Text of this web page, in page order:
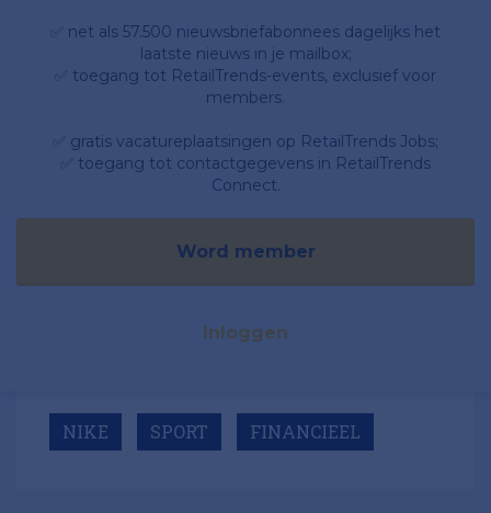
✅ net als 57.500 nieuwsbriefabonnees dagelijks het
laatste nieuws in je mailbox;
✅ toegang tot RetailTrends-events, exclusief voor
members.
✅ gratis vacatureplaatsingen op RetailTrends Jobs;
✅ toegang tot contactgegevens in RetailTrends
Connect.
Word member
Inloggen
NIKE SPORT FINANCIEEL